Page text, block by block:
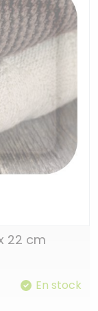
22 cm
En stock